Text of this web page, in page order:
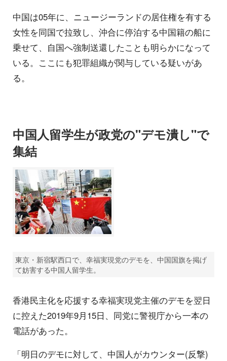
中国は05年に、ニュージーランドの居住権を有する
女性を同国で拉致し、沖合に停泊する中国籍の船に
乗せて、自国へ強制送還したことも明らかになって
いる。ここにも犯罪組織が関与している疑いがあ
る。
中国人留学生が政党の"デモ潰し"で
集結
東京・新宿駅西口で、幸福実現党のデモを、中国国旗を掲げ
て妨害する中国人留学生。
香港民主化を応援する幸福実現党主催のデモを翌日
に控えた2019年9月15日、同党に警視庁から一本の
電話があった。
「明日のデモに対して、中国人がカウンター(反撃)